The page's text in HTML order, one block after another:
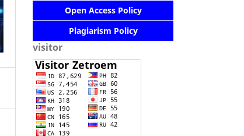
Open Access Policy
Plagiarism Policy
visitor